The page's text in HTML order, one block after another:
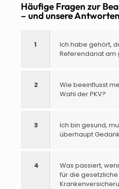
Häufige Fragen zur
– und unsere Antworten
1
Ich habe gehört,
Referendariat am
2
Wie beeinflusst
Wahl der PKV?
3
Ich bin gesund,
überhaupt
4
Was passiert,
für die gesetzliche